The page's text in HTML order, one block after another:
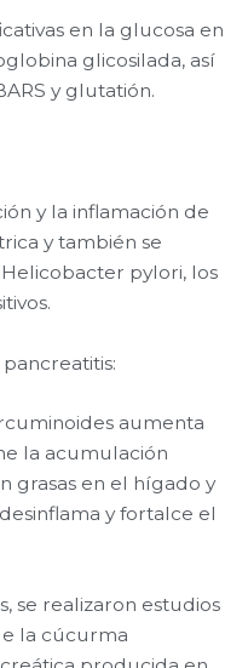
en la glucosa en
glicosilada, así
y glutatión.
y la inflamación de
y también se
pylori, los
aumenta
la acumulación
grasas en el hígado y
y fortalce el
se realizaron estudios
la cúcurma